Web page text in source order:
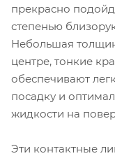
прекрасно
степенью
Небольшая
центре, тонкие
обеспечивают
посадку и
жидкости на
Эти контактные